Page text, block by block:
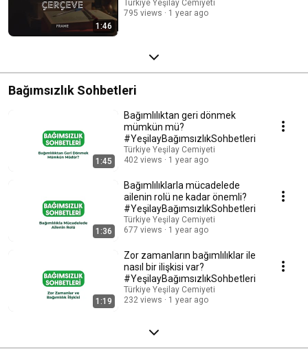
1:46
Türkiye Yeşilay Cemiyeti
795 views
1 year ago
Bağımsızlık Sohbetleri
1:45
Bağımlılıktan geri dönmek
mümkün mü?
#YeşilayBağımsızlıkSohbetleri
Türkiye Yeşilay Cemiyeti
402 views
1 year ago
1:36
Bağımlılıklarla mücadelede
ailenin rolü ne kadar önemli?
#YeşilayBağımsızlıkSohbetleri
Türkiye Yeşilay Cemiyeti
677 views
1 year ago
1:19
Zor zamanların bağımlılıklar ile
nasıl bir ilişkisi var?
#YeşilayBağımsızlıkSohbetleri
Türkiye Yeşilay Cemiyeti
232 views
1 year ago